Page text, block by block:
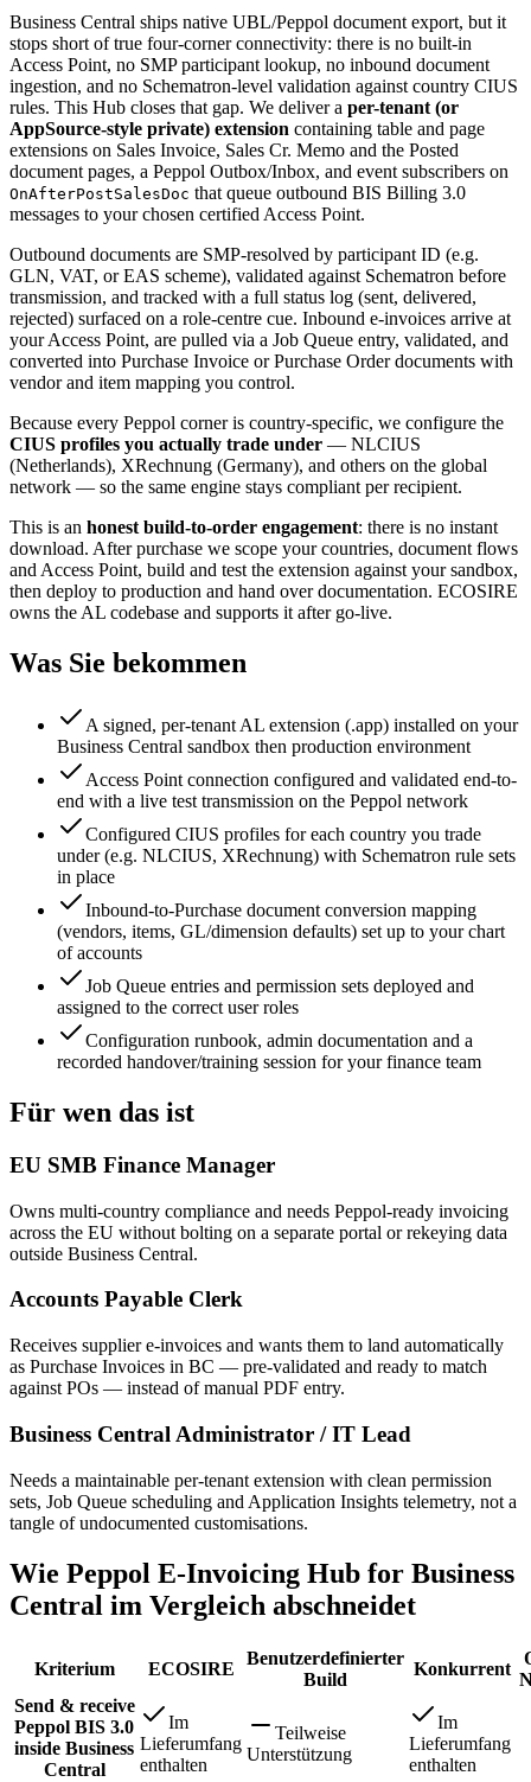
Business Central ships native UBL/Peppol document export, but it
stops short of true four-corner connectivity: there is no built-in
Access Point, no SMP participant lookup, no inbound document
ingestion, and no Schematron-level validation against country CIUS
rules. This Hub closes that gap. We deliver a per-tenant (or
AppSource-style private) extension containing table and page
extensions on Sales Invoice, Sales Cr. Memo and the Posted
document pages, a Peppol Outbox/Inbox, and event subscribers on
OnAfterPostSalesDoc that queue outbound BIS Billing 3.0
messages to your chosen certified Access Point.
Outbound documents are SMP-resolved by participant ID (e.g.
GLN, VAT, or EAS scheme), validated against Schematron before
transmission, and tracked with a full status log (sent, delivered,
rejected) surfaced on a role-centre cue. Inbound e-invoices arrive at
your Access Point, are pulled via a Job Queue entry, validated, and
converted into Purchase Invoice or Purchase Order documents with
vendor and item mapping you control.
Because every Peppol corner is country-specific, we configure the
CIUS profiles you actually trade under — NLCIUS
(Netherlands), XRechnung (Germany), and others on the global
network — so the same engine stays compliant per recipient.
This is an honest build-to-order engagement: there is no instant
download. After purchase we scope your countries, document flows
and Access Point, build and test the extension against your sandbox,
then deploy to production and hand over documentation. ECOSIRE
owns the AL codebase and supports it after go-live.
Was Sie bekommen
A signed, per-tenant AL extension (.app) installed on your
Business Central sandbox then production environment
Access Point connection configured and validated end-to-
end with a live test transmission on the Peppol network
Configured CIUS profiles for each country you trade
under (e.g. NLCIUS, XRechnung) with Schematron rule sets
in place
Inbound-to-Purchase document conversion mapping
(vendors, items, GL/dimension defaults) set up to your chart
of accounts
Job Queue entries and permission sets deployed and
assigned to the correct user roles
Configuration runbook, admin documentation and a
recorded handover/training session for your finance team
Für wen das ist
EU SMB Finance Manager
Owns multi-country compliance and needs Peppol-ready invoicing
across the EU without bolting on a separate portal or rekeying data
outside Business Central.
Accounts Payable Clerk
Receives supplier e-invoices and wants them to land automatically
as Purchase Invoices in BC — pre-validated and ready to match
against POs — instead of manual PDF entry.
Business Central Administrator / IT Lead
Needs a maintainable per-tenant extension with clean permission
sets, Job Queue scheduling and Application Insights telemetry, not a
tangle of undocumented customisations.
Wie Peppol E-Invoicing Hub for Business
Central im Vergleich abschneidet
Kriterium ECOSIRE
Benutzerdefinierter
Build
Konkurrent
Send & receive
Peppol BIS 3.0
inside Business
Central
Im
Lieferumfang
enthalten
Teilweise
Unterstützung
Im
Lieferumfang
enthalten